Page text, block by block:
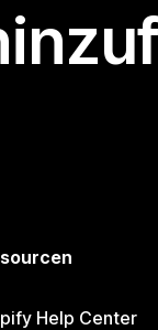
Help Center